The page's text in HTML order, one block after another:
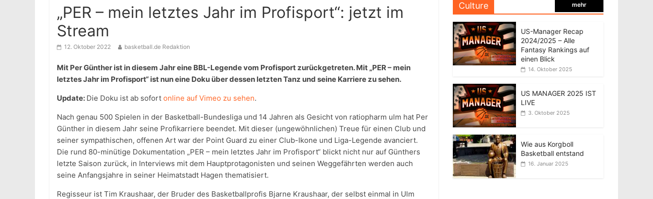
„PER – mein letztes Jahr im Profisport“: jetzt im
Stream
12. Oktober 2022 basketball.de Redaktion
Mit Per Günther ist in diesem Jahr eine BBL-Legende vom Profisport zurückgetreten. Mit „PER – mein
letztes Jahr im Profisport“ ist nun eine Doku über dessen letzten Tanz und seine Karriere zu sehen.
Update: Die Doku ist ab sofort online auf Vimeo zu sehen.
Nach genau 500 Spielen in der Basketball-Bundesliga und 14 Jahren als Gesicht von ratiopharm ulm hat Per
Günther in diesem Jahr seine Profikarriere beendet. Mit dieser (ungewöhnlichen) Treue für einen Club und
seiner sympathischen, offenen Art war der Point Guard zu einer Club-Ikone und Liga-Legende avanciert.
Die rund 80-minütige Dokumentation „PER – mein letztes Jahr im Profisport“ blickt nicht nur auf Günthers
letzte Saison zurück, in Interviews mit dem Hauptprotagonisten und seinen Weggefährten werden auch
seine Anfangsjahre in seiner Heimatstadt Hagen thematisiert.
Regisseur ist Tim Kraushaar, der Bruder des Basketballprofis Bjarne Kraushaar, der selbst einmal in Ulm
Culture mehr
US-Manager Recap
2024/2025 – Alle
Fantasy Rankings auf
einen Blick
14. Oktober 2025
US MANAGER 2025 IST
LIVE
3. Oktober 2025
Wie aus Korgboll
Basketball entstand
16. Januar 2025